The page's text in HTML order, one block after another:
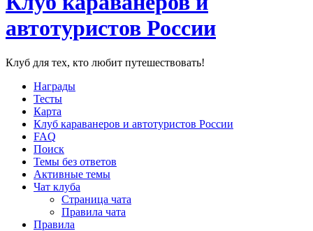
автотуристов России
Клуб для тех, кто любит путешествовать!
Награды
Тесты
Карта
Клуб караванеров и автотуристов России
FAQ
Поиск
Темы без ответов
Активные темы
Чат клуба
Страница чата
Правила чата
Правила